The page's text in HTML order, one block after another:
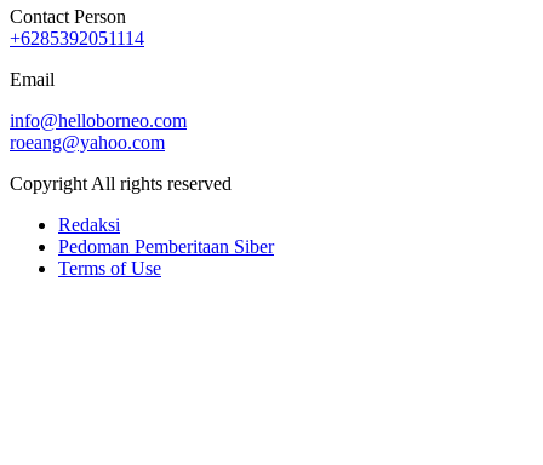
Contact Person
+6285392051114
Email
info@helloborneo.com
roeang@yahoo.com
Copyright All rights reserved
Redaksi
Pedoman Pemberitaan Siber
Terms of Use